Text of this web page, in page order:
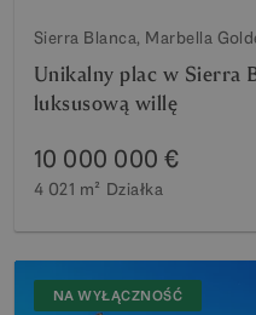
Sierra Blanca, Marbella
Unikalny plac w Sierra
luksusową willę
10 000 000 €
4 021 m² Działka
NA WYŁĄCZNOŚĆ